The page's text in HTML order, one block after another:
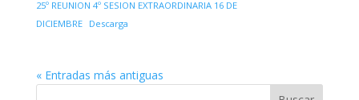
25º REUNION 4º SESION EXTRAORDINARIA 16 DE
DICIEMBRE
Descarga
« Entradas más antiguas